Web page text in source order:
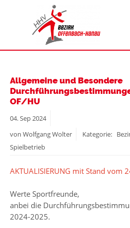
Allgemeine und Besondere
OF/HU
04.Sep2024
von Wolfgang Wolter
Kategorie:
Spielbetrieb
AKTUALISIERUNG mit Stand vom
Werte Sportfreunde,
anbei die
2024-2025.